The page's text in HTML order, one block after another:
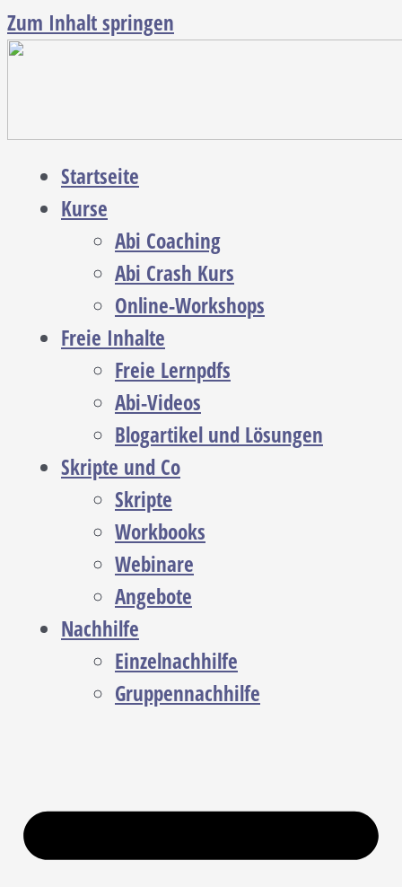
Zum Inhalt springen
Startseite
Kurse
Abi Coaching
Abi Crash Kurs
Online-Workshops
Freie Inhalte
Freie Lernpdfs
Abi-Videos
Blogartikel und Lösungen
Skripte und Co
Skripte
Workbooks
Webinare
Angebote
Nachhilfe
Einzelnachhilfe
Gruppennachhilfe